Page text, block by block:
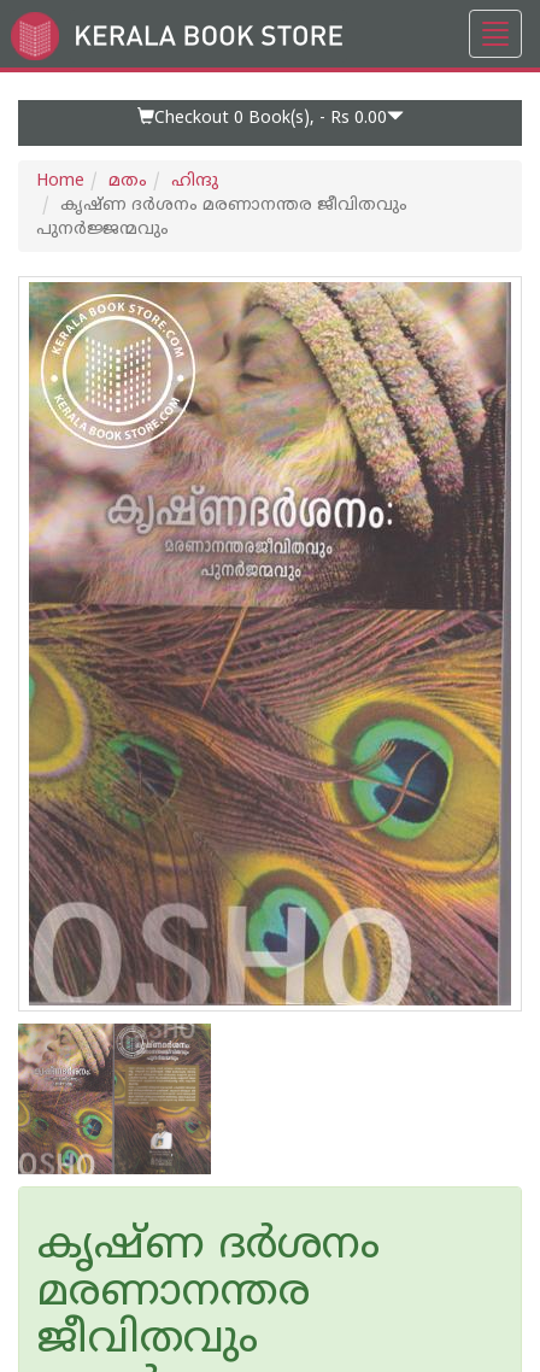
Go
to
Checkout 0 Book(s), - Rs 0.00
Home മതം
ഹിന്ദു
കൃഷ്ണ ദര്‍ശനം മരണാനന്തര ജീവിതവും
പുനര്‍ജ്ജന്മവും
കൃഷ്ണ ദര്‍ശനം
മരണാനന്തര
ജീവിതവും